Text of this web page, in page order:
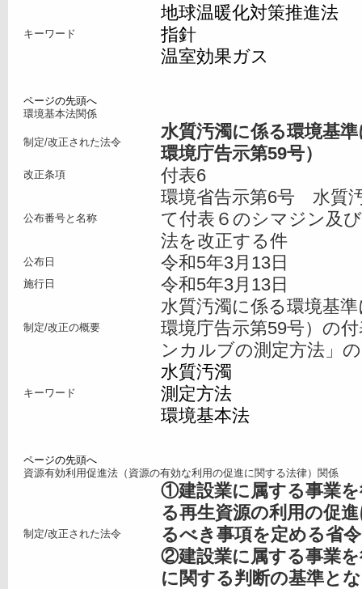
キーワード
地球温暖化対策推進法
指針
温室効果ガス
ページの先頭へ
環境基本法関係
制定/改正された法令
水質汚濁に係る環境基
環境庁告示第59号）
改正条項 付表6
公布番号と名称
環境省告示第6号 水質
て付表６のシマジン及
法を改正する件
公布日 令和5年3月13日
施行日 令和5年3月13日
制定/改正の概要
水質汚濁に係る環境基
環境庁告示第59号）の
ンカルブの測定方法」
キーワード
水質汚濁
測定方法
環境基本法
ページの先頭へ
資源有効利用促進法（資源の有効な利用の促進に関する法律）関係
制定/改正された法令
①建設業に属する事業
る再生資源の利用の促
るべき事項を定める省令
②建設業に属する事業
に関する判断の基準と